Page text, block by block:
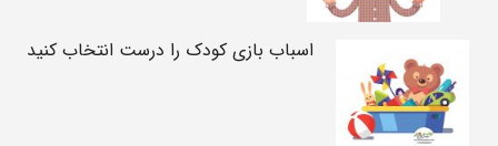
اسباب بازی کودک را درست انتخاب کنید